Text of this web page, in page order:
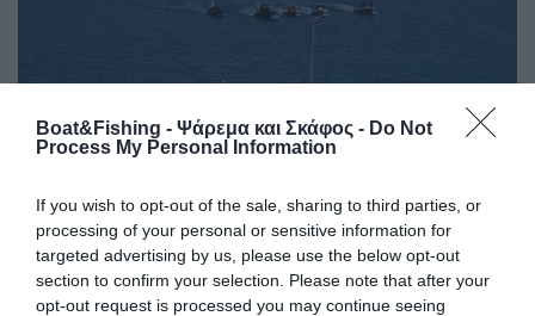
Boat&Fishing - Ψάρεμα και Σκάφος - Do Not
Process My Personal Information
If you wish to opt-out of the sale, sharing to third parties, or
processing of your personal or sensitive information for
targeted advertising by us, please use the below opt-out
section to confirm your selection. Please note that after your
opt-out request is processed you may continue seeing
Ofilia Luxury Travel & VIP Transfer Expiriences.
Ωνάσειο Καρδιολογικό Κέντρο Μεγάλος Χορηγός σε
Ιατροφαρμακευτικό Υλικό – Τεχνική & Γραφική Ύλη για τα